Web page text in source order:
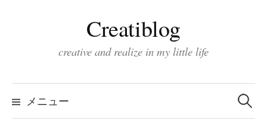
ツ
へ
ス
Creatiblog
creative and realize in my little life
メニュー
検
索: